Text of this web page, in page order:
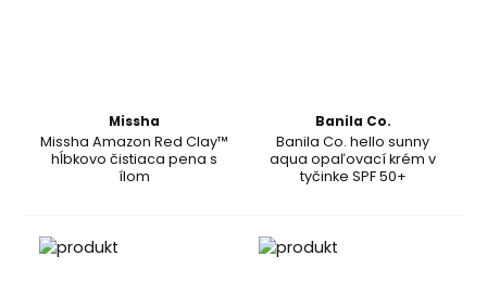
Missha
Missha Amazon Red Clay™
hĺbkovo čistiaca pena s
ílom
Banila Co.
Banila Co. hello sunny
aqua opaľovací krém v
tyčinke SPF 50+